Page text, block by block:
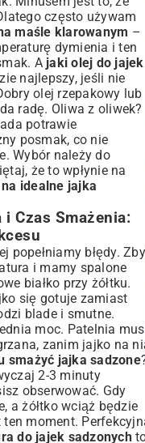
często używam
maśle klarowanym –
dymienia i ten
A jaki olej do jajek
najlepszy, jeśli nie
olej rzepakowy lub
radę. Oliwa z oliwek?
potrawie
posmak, co nie
Wybór należy do
że to wpłynie na
idealne jajka
i Czas Smażenia:
popełniamy błędy.
i mamy spalone
białko przy żółtku.
się gotuje zamiast
blade i smutne.
moc. Patelnia
zanim jajko na
smażyć jajka sadzone
2-3 minuty
obserwować. Gdy
a żółtko wciąż będzie
ten moment.
do jajek sadzonych